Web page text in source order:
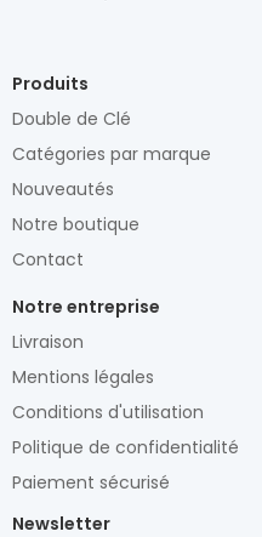
Produits
Double de Clé
Catégories par marque
Nouveautés
Notre boutique
Contact
Notre entreprise
Livraison
Mentions légales
Conditions d'utilisation
Politique de confidentialité
Paiement sécurisé
Newsletter